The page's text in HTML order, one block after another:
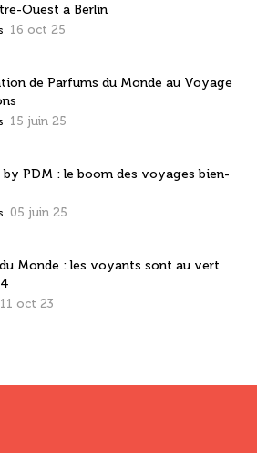
Ouest à Berlin
16 oct 25
de Parfums du Monde au Voyage
15 juin 25
PDM : le boom des voyages bien-
05 juin 25
Monde : les voyants sont au vert
11 oct 23